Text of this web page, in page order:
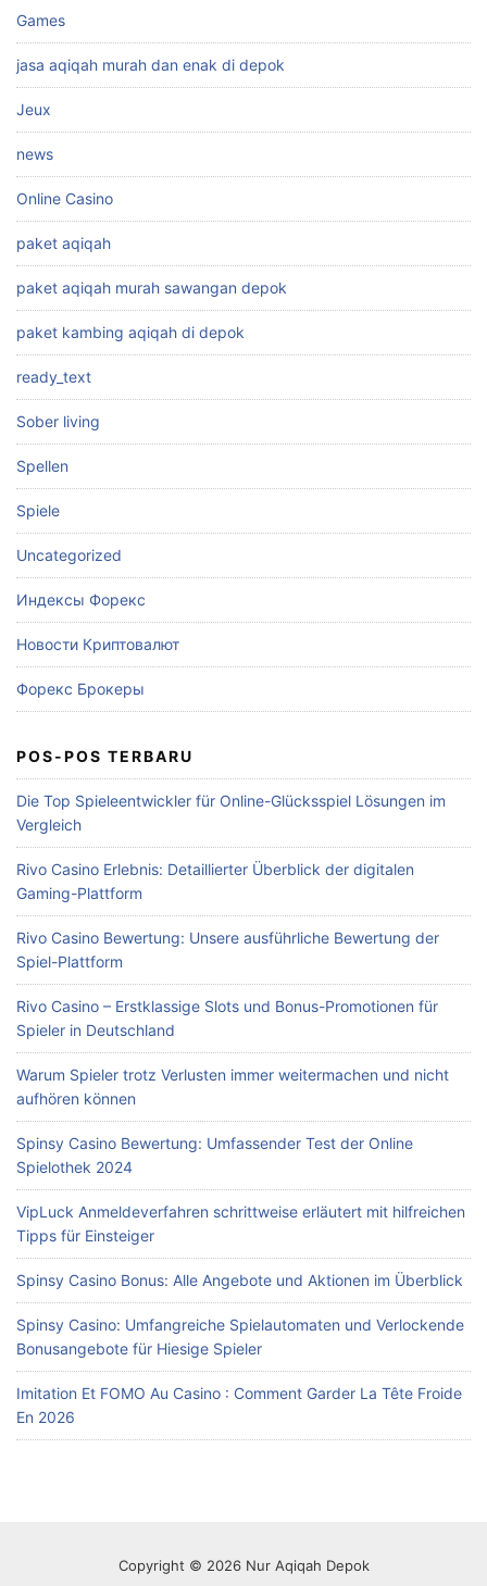
Games
jasa aqiqah murah dan enak di depok
Jeux
news
Online Casino
paket aqiqah
paket aqiqah murah sawangan depok
paket kambing aqiqah di depok
ready_text
Sober living
Spellen
Spiele
Uncategorized
Индексы Форекс
Новости Криптовалют
Форекс Брокеры
POS-POS TERBARU
Die Top Spieleentwickler für Online-Glücksspiel Lösungen im
Vergleich
Rivo Casino Erlebnis: Detaillierter Überblick der digitalen
Gaming-Plattform
Rivo Casino Bewertung: Unsere ausführliche Bewertung der
Spiel-Plattform
Rivo Casino – Erstklassige Slots und Bonus-Promotionen für
Spieler in Deutschland
Warum Spieler trotz Verlusten immer weitermachen und nicht
aufhören können
Spinsy Casino Bewertung: Umfassender Test der Online
Spielothek 2024
VipLuck Anmeldeverfahren schrittweise erläutert mit hilfreichen
Tipps für Einsteiger
Spinsy Casino Bonus: Alle Angebote und Aktionen im Überblick
Spinsy Casino: Umfangreiche Spielautomaten und Verlockende
Bonusangebote für Hiesige Spieler
Imitation Et FOMO Au Casino : Comment Garder La Tête Froide
En 2026
Copyright © 2026 Nur Aqiqah Depok